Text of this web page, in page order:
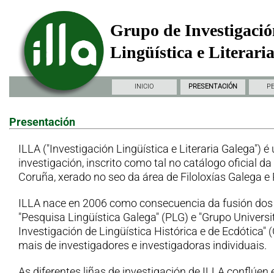
Grupo de
Lingüística e
INICIO PRESENTACIÓN
Presentación
ILLA ("Investigación Lingüística e Literaria Galega") é
investigación, inscrito como tal no catálogo oficial da
Coruña, xerado no seo da área de Filoloxías Galega e
ILLA nace en 2006 como consecuencia da fusión
"Pesquisa Lingüística Galega" (PLG) e "Grupo
Investigación de Lingüística Histórica e de Ecdótica"
mais de investigadores e investigadoras individuais.